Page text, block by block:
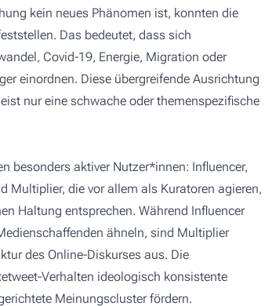
kein neues Phänomen ist, konnten die
Das bedeutet, dass sich
Covid-19, Energie, Migration oder
einordnen. Diese übergreifende Ausrichtung
nur eine schwache oder themenspezifische
besonders aktiver Nutzer*innen: Influencer,
Multiplier, die vor allem als Kuratoren agieren,
Haltung entsprechen. Während Influencer
ähneln, sind Multiplier
des Online-Diskurses aus. Die
Verhalten ideologisch konsistente
Meinungscluster fördern.